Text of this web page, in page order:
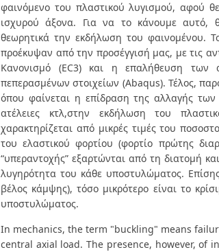
φαινόμενο του πλαστικού λυγισμού, αφού
ισχυρού άξονα. Για να το κάνουμε αυτό,
θεωρητικά την εκδήλωση του φαινομένου.
προέκυψαν από την προσέγγισή μας, με τις
Κανονισμό (EC3) και η επαλήθευση
πεπερασμένων στοιχείων (Abaqus). Τέλος,
όπου φαίνεται η επίδραση της αλλαγής των
ατέλειες κτλ,στην εκδήλωση του
χαρακτηρίζεται από μικρές τιμές του
του ελαστικού φορτίου (φορτίο πρώτης
“υπεραντοχής” εξαρτώνται από τη διατομή
λυγηρότητα του κάθε υποστυλώματος.
βέλος κάμψης), τόσο μικρότερο είναι το
υποστυλώματος.
In mechanics, the term "buckling" means
central axial load. The presence, however, of